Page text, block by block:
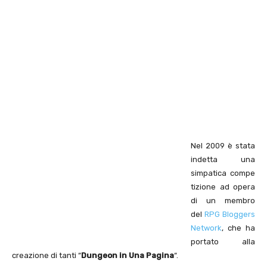
Nel 2009 è stata
indetta una
simpatica compe
tizione ad opera
di un membro
del RPG Bloggers
Network, che ha
portato alla
creazione di tanti “Dungeon in Una Pagina“.